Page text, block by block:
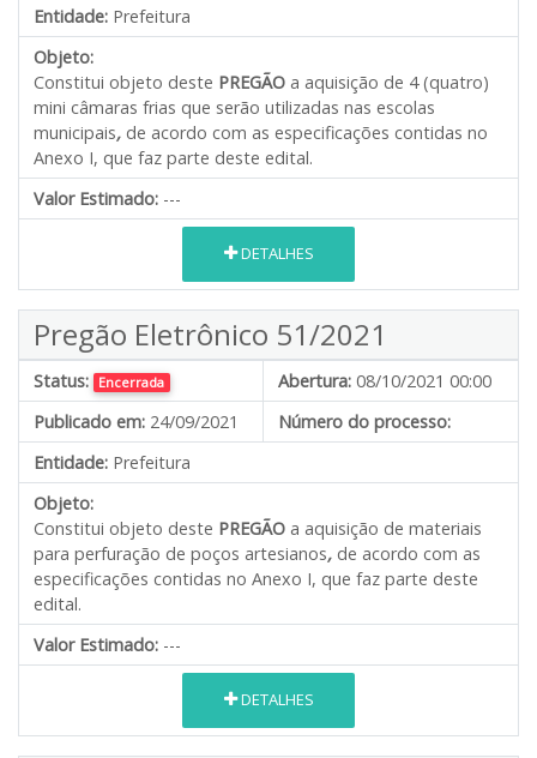
Entidade: Prefeitura
Objeto:
Constitui objeto deste PREGÃO a aquisição de 4 (quatro)
mini câmaras frias que serão utilizadas nas escolas
municipais, de acordo com as especificações contidas no
Anexo I, que faz parte deste edital.
Valor Estimado: ---
DETALHES
Pregão Eletrônico 51/2021
Status: Encerrada Abertura: 08/10/2021 00:00
Publicado em: 24/09/2021
Número do processo:
Entidade: Prefeitura
Objeto:
Constitui objeto deste PREGÃO a aquisição de materiais
para perfuração de poços artesianos, de acordo com as
especificações contidas no Anexo I, que faz parte deste
edital.
Valor Estimado: ---
DETALHES